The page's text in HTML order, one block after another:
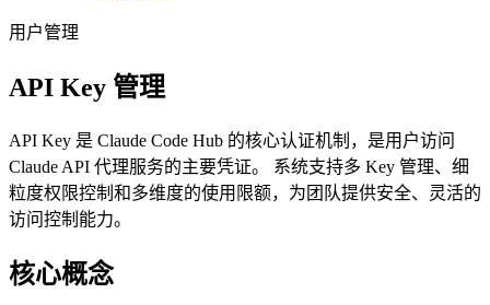
用户管理
API Key 管理
API Key 是 Claude Code Hub 的核心认证机制，是用户访问
Claude API 代理服务的主要凭证。
系统支持多 Key 管理、细
粒度权限控制和多维度的使用限额，为团队提供安全、灵活的
访问控制能力。
核心概念